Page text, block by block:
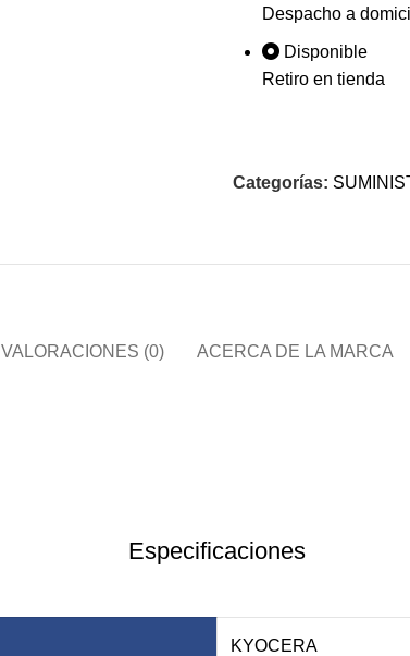
Despacho a
Disponible
Retiro en tienda
Categorías:
VALORACIONES (0) ACERCA DE LA MARCA
Especificaciones
KYOCERA